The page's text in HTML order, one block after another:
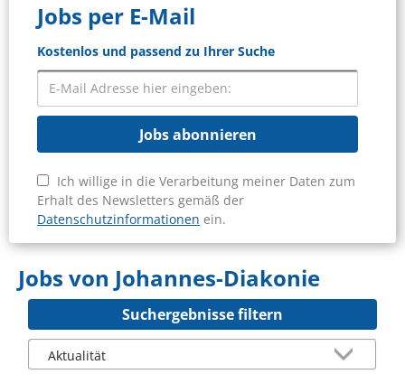
Jobs per E-Mail
Kostenlos und passend zu Ihrer Suche
Jobs abonnieren
Ich willige in die Verarbeitung meiner Daten zum
Erhalt des Newsletters gemäß der
Datenschutzinformationen ein.
Jobs von Johannes-Diakonie
Suchergebnisse filtern